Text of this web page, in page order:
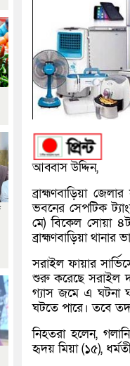
আব্বাস উদ্দিন,
ব্রাহ্মণবাড়িয়া
ভবনের সেপটিক
মে) বিকেল সোয়া
ব্রাহ্মণবাড়িয়া
সরাইল ফায়ার
শুরু করেছে সরাইল
গ্যাস জমে এ ঘটনা
ঘটতে পারে। তবে
নিহতরা হলেন,
হৃদয় মিয়া (১৫),